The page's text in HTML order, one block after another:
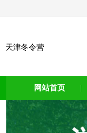
天津冬令营
网站首页